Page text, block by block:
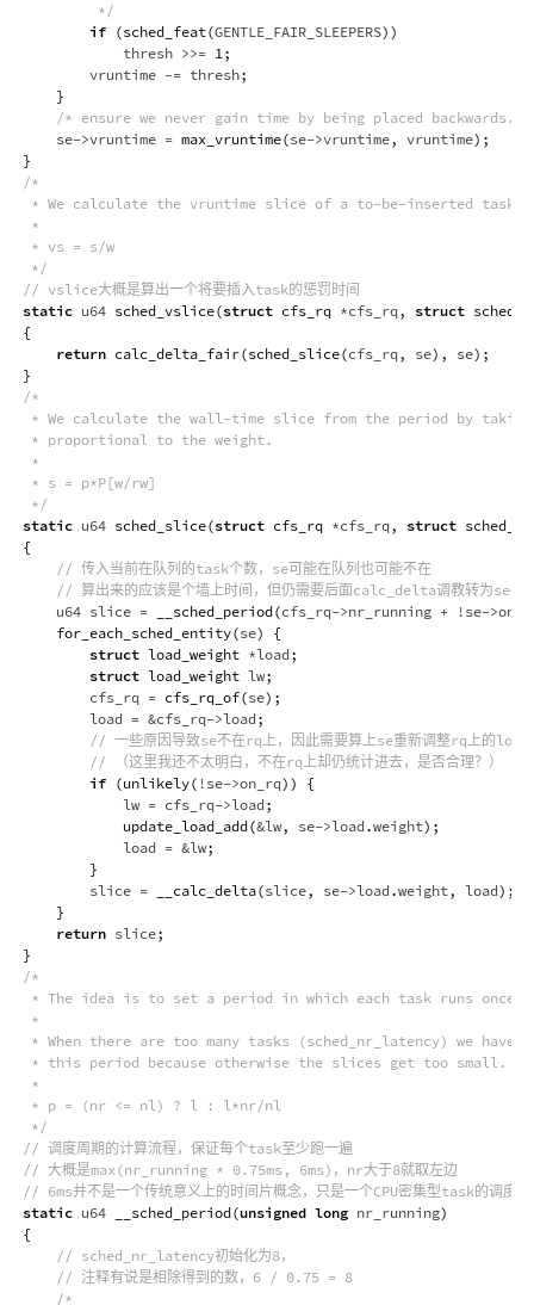
         */
if (sched_feat(GENTLE_FAIR_SLEEPERS) )
            thresh
>>= 1;
        vruntime
-= thresh;
}
/* ensure we never gain time by being placed backwards.
    se
->vruntime = max_vruntime(se->vruntime, vruntime) ;
}
/*
* We calculate the vruntime slice of a to-be-inserted task.
*
* vs = s/w
*/
// vslice大概是算出一个将要插入task的惩罚时间
static u64 sched_vslice(struct cfs_rq *cfs_rq, struct
{
return calc_delta_fair(sched_slice(cfs_rq, se) , se) ;
}
/*
* We calculate the wall-time slice from the period by
* proportional to the weight.
*
* s = p*P[w/rw]
*/
static u64 sched_slice(struct cfs_rq *cfs_rq, struct
{
// 传入当前在队列的task个数，se可能在队列也可能不在
// 算出来的应该是个墙上时间，但仍需要后面calc_delta调教转为se视
    u64 slice
= __sched_period(cfs_rq->nr_running + ! se->
for_each_sched_entity(se)
{
struct load_weight *load;
struct load_weight lw;
        cfs_rq
= cfs_rq_of(se) ;
        load
= &cfs_rq->load;
// 一些原因导致se不在rq上，因此需要算上se重新调整rq上的load
// （这里我还不太明白，不在rq上却仍统计进去，是否合理？）
if (unlikely( ! se->on_rq) )
{
            lw
= cfs_rq->load;
update_load_add(&lw, se->load.weight) ;
            load
= &lw;
}
        slice
= __calc_delta(slice, se->load.weight, load) ;
}
return slice;
}
/*
* The idea is to set a period in which each task runs once.
*
* When there are too many tasks (sched_nr_latency) we have
* this period because otherwise the slices get too small.
*
* p = (nr <= nl) ? l : l*nr/nl
*/
// 调度周期的计算流程，保证每个task至少跑一遍
// 大概是max(nr_running * 0.75ms, 6ms)，nr大于8就取左边
// 6ms并不是一个传统意义上的时间片概念，只是一个CPU密集型task的调度
static u64 __sched_period(unsigned long nr_running)
{
// sched_nr_latency初始化为8，
// 注释有说是相除得到的数，6 / 0.75 = 8
/*